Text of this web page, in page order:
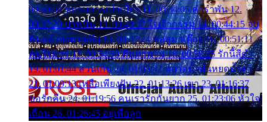
00:30:54 ขบวนการเปาเปียว 11. 00:34:05 คำรำพัน 12.
00:37:20 ปาหนัน 13. 00:40:37 ใจเจ้ากรรม 14. 00:44:15 จูบ
ฉันแล้วจงตายเสีย 15. 00:47:24 ขอสูมาเต๊อะ 16. 00:51:11
คนใจมาร 17. 00:54:50 คืนทรมาน 18. 00:58:25 รักนี้สีดำ
19. 01:01:44 ส่วนเกิน 20. 01:05:42 หยาดน้ำฝนหยดน้ำตา
21. 01:09:13 เหลือเพียงฝัน 22. 01:13:26 เขา 23. 01:16:37
ขอรักคืน 24. 01:19:56 คนเรารักกันยาก 25. 01:23:06 หัวใจ
เถื่อน 26. 01:26:45 อยู่เพื่อลูก